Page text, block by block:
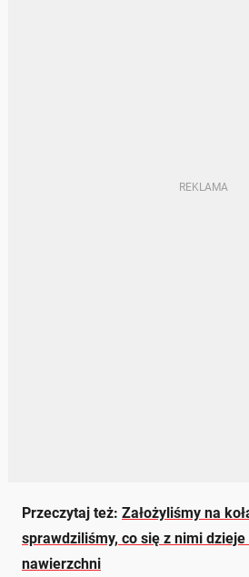
Przeczytaj też: Założyliśmy na
sprawdziliśmy, co się z nimi
nawierzchni